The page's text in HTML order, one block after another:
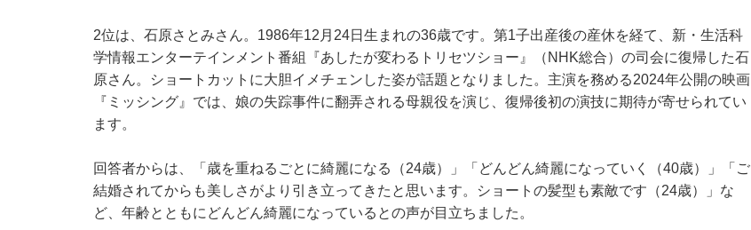
2位は、石原さとみさん。1986年12月24日生まれの36歳です。第1子出産後の産休を経て、新・生活科
学情報エンターテインメント番組『あしたが変わるトリセツショー』（NHK総合）の司会に復帰した石
原さん。ショートカットに大胆イメチェンした姿が話題となりました。主演を務める2024年公開の映画
『ミッシング』では、娘の失踪事件に翻弄される母親役を演じ、復帰後初の演技に期待が寄せられてい
ます。
回答者からは、「歳を重ねるごとに綺麗になる（24歳）」「どんどん綺麗になっていく（40歳）」「ご
結婚されてからも美しさがより引き立ってきたと思います。ショートの髪型も素敵です（24歳）」な
ど、年齢とともにどんどん綺麗になっているとの声が目立ちました。